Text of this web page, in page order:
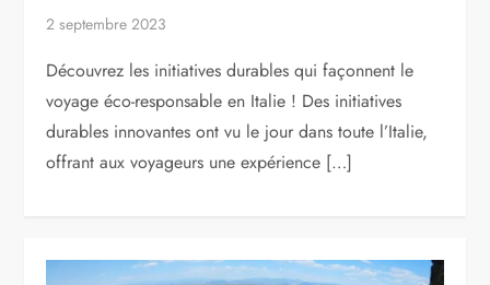
2 septembre 2023
Découvrez les initiatives durables qui façonnent le
voyage éco-responsable en Italie ! Des initiatives
durables innovantes ont vu le jour dans toute l’Italie,
offrant aux voyageurs une expérience […]